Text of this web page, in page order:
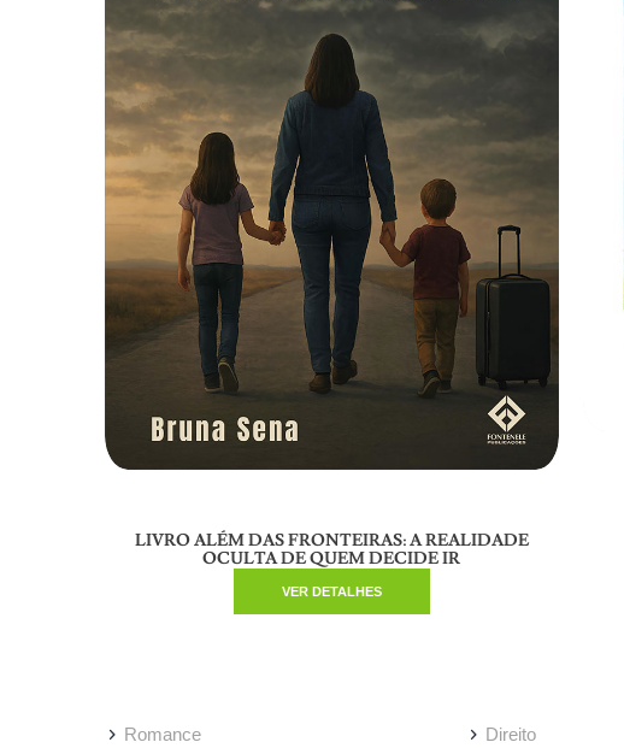
LIVRO ALÉM DAS FRONTEIRAS: A REALIDADE
OCULTA DE QUEM DECIDE IR
VER DETALHES
Romance Direito